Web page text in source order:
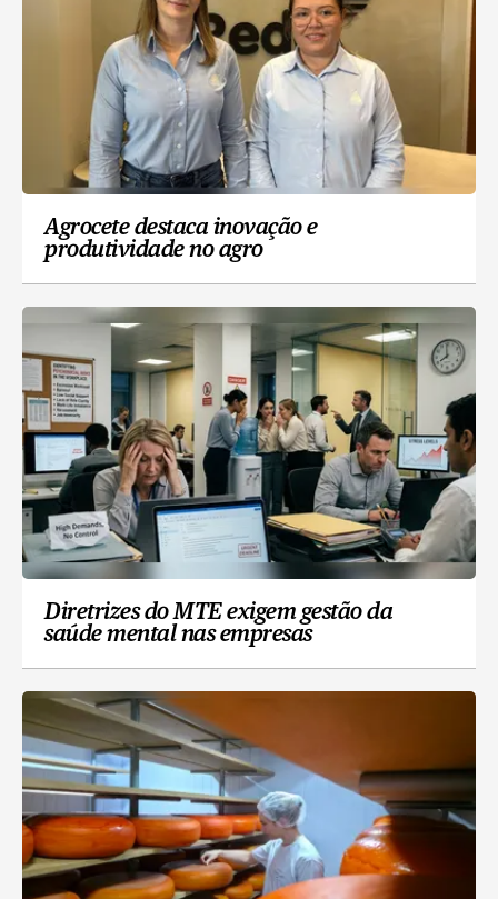
Agrocete destaca inovação e
produtividade no agro
Diretrizes do MTE exigem gestão da
saúde mental nas empresas